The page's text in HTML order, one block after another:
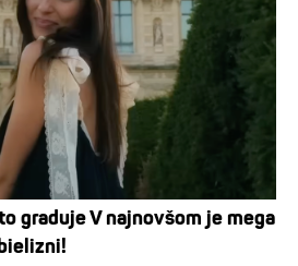
graduje V najnovšom je mega